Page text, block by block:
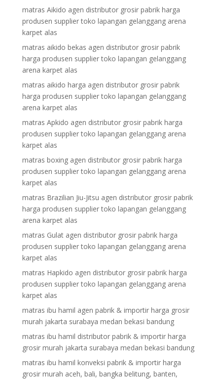
matras Aikido agen distributor grosir pabrik harga
produsen supplier toko lapangan gelanggang arena
karpet alas
matras aikido bekas agen distributor grosir pabrik
harga produsen supplier toko lapangan gelanggang
arena karpet alas
matras aikido harga agen distributor grosir pabrik
harga produsen supplier toko lapangan gelanggang
arena karpet alas
matras Apkido agen distributor grosir pabrik harga
produsen supplier toko lapangan gelanggang arena
karpet alas
matras boxing agen distributor grosir pabrik harga
produsen supplier toko lapangan gelanggang arena
karpet alas
matras Brazilian Jiu-Jitsu agen distributor grosir pabrik
harga produsen supplier toko lapangan gelanggang
arena karpet alas
matras Gulat agen distributor grosir pabrik harga
produsen supplier toko lapangan gelanggang arena
karpet alas
matras Hapkido agen distributor grosir pabrik harga
produsen supplier toko lapangan gelanggang arena
karpet alas
matras ibu hamil agen pabrik & importir harga grosir
murah jakarta surabaya medan bekasi bandung
matras ibu hamil distributor pabrik & importir harga
grosir murah jakarta surabaya medan bekasi bandung
matras ibu hamil konveksi pabrik & importir harga
grosir murah aceh, bali, bangka belitung, banten,